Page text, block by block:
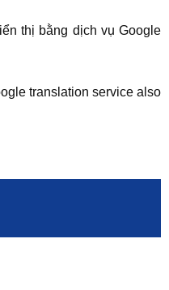
thị bằng dịch vụ Google
translation service also